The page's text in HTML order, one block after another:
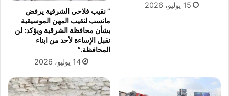
15 يوليو، 2026
” نقيب فلاحي الشرقية يرفض
مانسب لنقيب المهن الموسيقية
بشأن محافظة الشرقية ويؤكد: لن
نقبل الإساءة لأحد من ابناء
المحافظة.”
14 يوليو، 2026